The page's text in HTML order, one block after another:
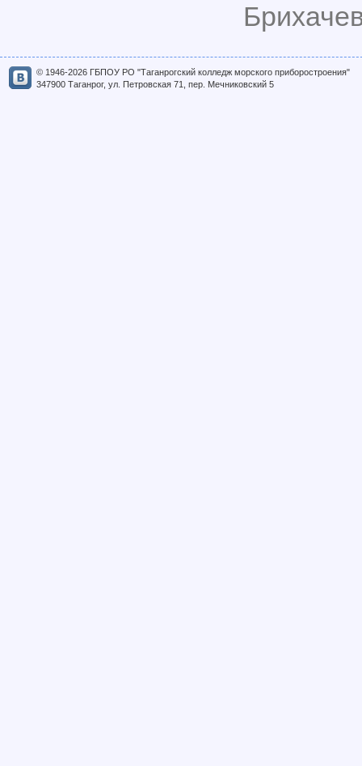
© 1946-2026 ГБПОУ РО "Таганрогский колледж морского приборостроения"
347900 Таганрог, ул. Петровская 71, пер. Мечниковский 5